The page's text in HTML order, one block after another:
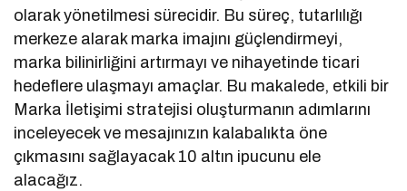
olarak yönetilmesi sürecidir. Bu süreç, tutarlılığı
merkeze alarak marka imajını güçlendirmeyi,
marka bilinirliğini artırmayı ve nihayetinde ticari
hedeflere ulaşmayı amaçlar. Bu makalede, etkili bir
Marka İletişimi stratejisi oluşturmanın adımlarını
inceleyecek ve mesajınızın kalabalıkta öne
çıkmasını sağlayacak 10 altın ipucunu ele
alacağız.